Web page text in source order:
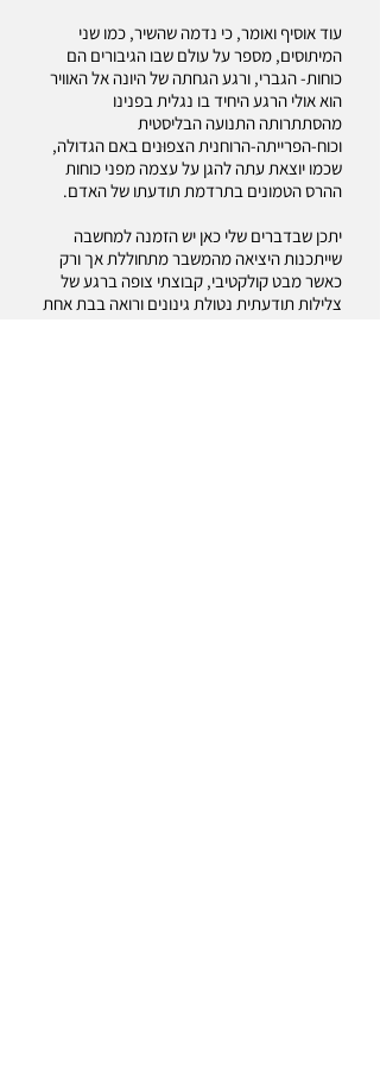
עוד אוסיף ואומר, כי נדמה שהשיר, כמו שני
המיתוסים, מספר על עולם שבו הגיבורים הם
כוחות- הגברי, ורגע הגחתה של היונה אל האוויר
הוא אולי הרגע היחיד בו נגלית בפנינו
מהסתתרותה התנועה הבליסטית
וכוח-הפרייתה-הרוחנית הצפוּנים באם הגדולה,
שכמו יוצאת עתה להגן על עצמה מפני כוחות
ההרס הטמונים בתרדמת תודעתו של האדם.
יתכן שבדברים שלי כאן יש הזמנה למחשבה
שייתכנות היציאה מהמשבר מתחוללת אך ורק
כאשר מבט קולקטיבי, קבוצתי צופה ברגע של
צלילות תודעתית נטולת גינונים ורואה בבת אחת